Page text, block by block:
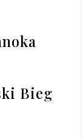
Bieg